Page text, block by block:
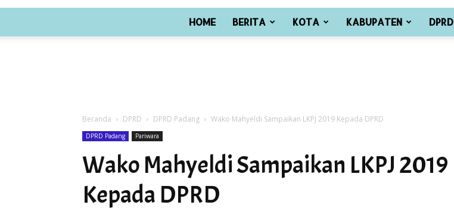
HOME BERITA KOTA KABUPATEN DPRD
Beranda DPRD DPRD Padang Wako Mahyeldi Sampaikan LKPJ 2019 Kepada DPRD
DPRD Padang Pariwara
Wako Mahyeldi Sampaikan LKPJ 2019
Kepada DPRD